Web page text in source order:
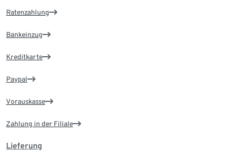
Ratenzahlung
Bankeinzug
Kreditkarte
Paypal
Vorauskasse
Zahlung in der Filiale
Lieferung